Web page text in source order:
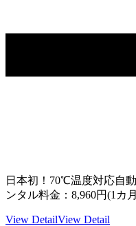
日本初！70℃温度対応自
ンタル料金：8,960円(1カ
View DetailView Detail